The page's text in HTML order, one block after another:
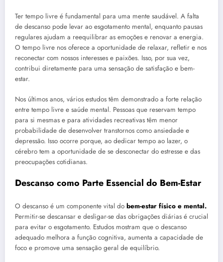
Ter tempo livre é fundamental para uma mente saudável. A falta
de descanso pode levar ao esgotamento mental, enquanto pausas
regulares ajudam a reequilibrar as emoções e renovar a energia.
O tempo livre nos oferece a oportunidade de relaxar, refletir e nos
reconectar com nossos interesses e paixões. Isso, por sua vez,
contribui diretamente para uma sensação de satisfação e bem-
estar.
Nos últimos anos, vários estudos têm demonstrado a forte relação
entre tempo livre e saúde mental. Pessoas que reservam tempo
para si mesmas e para atividades recreativas têm menor
probabilidade de desenvolver transtornos como ansiedade e
depressão. Isso ocorre porque, ao dedicar tempo ao lazer, o
cérebro tem a oportunidade de se desconectar do estresse e das
preocupações cotidianas.
Descanso como Parte Essencial do Bem-Estar
O descanso é um componente vital do bem-estar físico e mental.
Permitir-se descansar e desligar-se das obrigações diárias é crucial
para evitar o esgotamento. Estudos mostram que o descanso
adequado melhora a função cognitiva, aumenta a capacidade de
foco e promove uma sensação geral de equilíbrio.